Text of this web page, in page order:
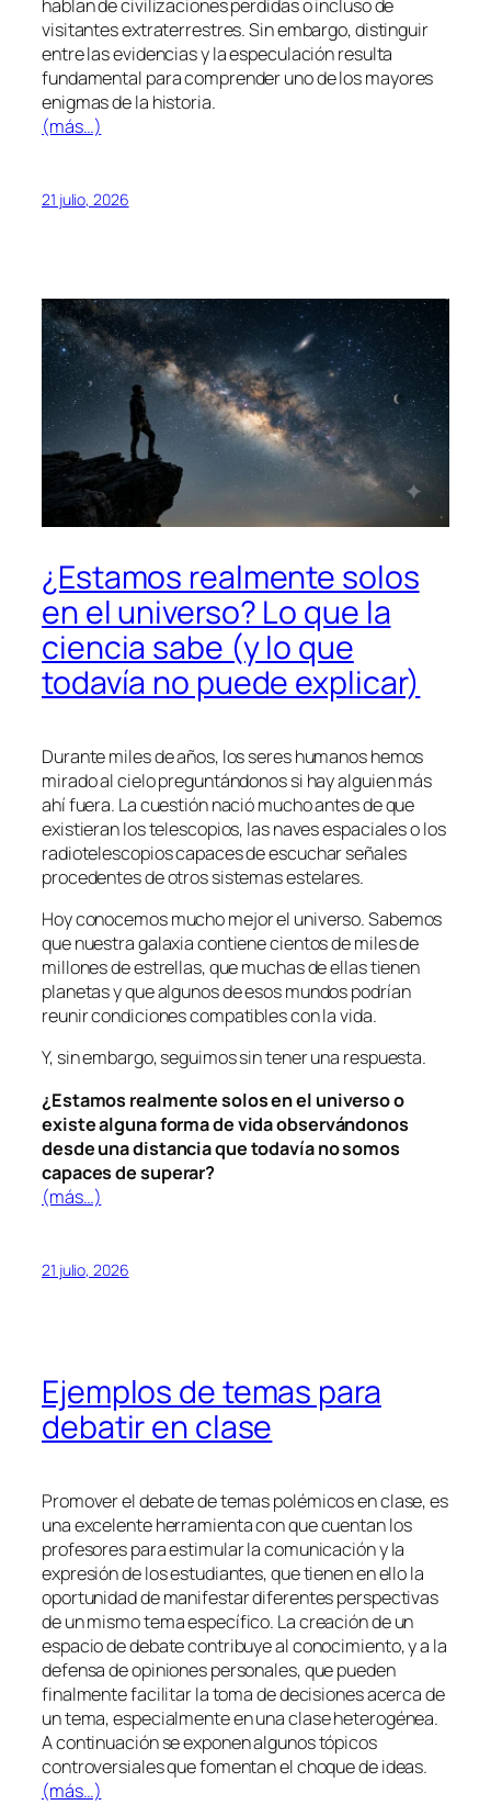
hablan de civilizaciones perdidas o incluso de
visitantes extraterrestres. Sin embargo, distinguir
entre las evidencias y la especulación resulta
fundamental para comprender uno de los mayores
enigmas de la historia.
(más…)
21 julio, 2026
¿Estamos realmente solos
en el universo? Lo que la
ciencia sabe (y lo que
todavía no puede explicar)
Durante miles de años, los seres humanos hemos
mirado al cielo preguntándonos si hay alguien más
ahí fuera. La cuestión nació mucho antes de que
existieran los telescopios, las naves espaciales o los
radiotelescopios capaces de escuchar señales
procedentes de otros sistemas estelares.
Hoy conocemos mucho mejor el universo. Sabemos
que nuestra galaxia contiene cientos de miles de
millones de estrellas, que muchas de ellas tienen
planetas y que algunos de esos mundos podrían
reunir condiciones compatibles con la vida.
Y, sin embargo, seguimos sin tener una respuesta.
¿Estamos realmente solos en el universo o
existe alguna forma de vida observándonos
desde una distancia que todavía no somos
capaces de superar?
(más…)
21 julio, 2026
Ejemplos de temas para
debatir en clase
Promover el debate de temas polémicos en clase, es
una excelente herramienta con que cuentan los
profesores para estimular la comunicación y la
expresión de los estudiantes, que tienen en ello la
oportunidad de manifestar diferentes perspectivas
de un mismo tema específico. La creación de un
espacio de debate contribuye al conocimiento, y a la
defensa de opiniones personales, que pueden
finalmente facilitar la toma de decisiones acerca de
un tema, especialmente en una clase heterogénea.
A continuación se exponen algunos tópicos
controversiales que fomentan el choque de ideas.
(más…)